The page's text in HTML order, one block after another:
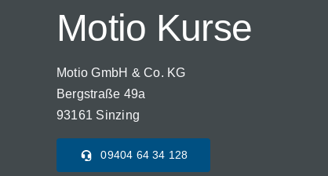
Motio Kurse
Motio GmbH & Co. KG
Bergstraße 49a
93161 Sinzing
09404 64 34 128